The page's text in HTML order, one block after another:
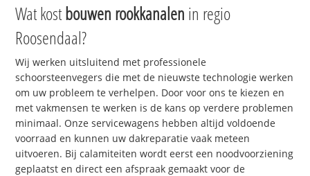
Wat kostbouwen rookkanalen in regio
Roosendaal?
Wij werken uitsluitend met professionele
schoorsteenvegers die met de nieuwste technologie werken
om uw probleem te verhelpen. Door voor ons te kiezen en
met vakmensen te werken is de kans op verdere problemen
minimaal. Onze servicewagens hebben altijd voldoende
voorraad en kunnen uw dakreparatie vaak meteen
uitvoeren. Bij calamiteiten wordt eerst een noodvoorziening
geplaatst en direct een afspraak gemaakt voor de